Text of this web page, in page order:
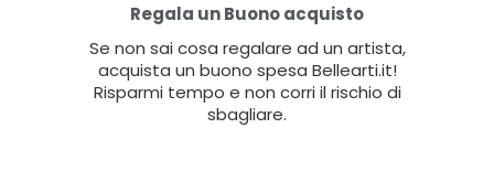
Regala un Buono acquisto
Se non sai cosa regalare ad un artista,
acquista un buono spesa Bellearti.it!
Risparmi tempo e non corri il rischio di
sbagliare.